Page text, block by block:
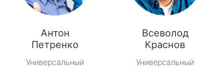
Антон
Петренко
Универсальный
Всеволод
Краснов
Универсальный